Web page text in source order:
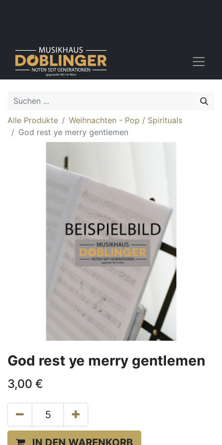
Alle Produkte
Weihnachten - Pop / Spirituals
God rest ye merry gentlemen
God rest ye merry gentlemen
3,00 €
IN DEN WARENKORB